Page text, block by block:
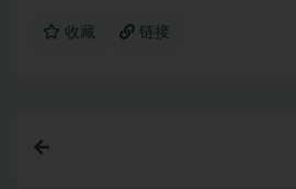
收藏 链接